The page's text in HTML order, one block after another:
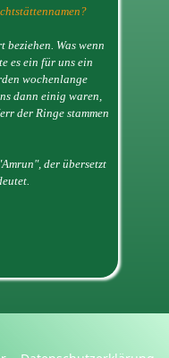
Was wenn
es ein für uns ein
wochenlange
dann einig waren,
der Ringe stammen
der übersetzt